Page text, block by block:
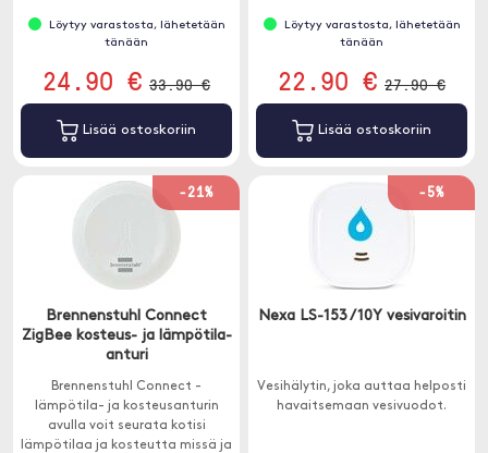
Löytyy varastosta, lähetetään
tänään
24.90 € 33.90 €
Lisää ostoskoriin
Löytyy varastosta, lähetetään
tänään
22.90 € 27.90 €
Lisää ostoskoriin
-21%
Brennenstuhl Connect
ZigBee kosteus- ja lämpötila-
anturi
Brennenstuhl Connect -
lämpötila- ja kosteusanturin
avulla voit seurata kotisi
lämpötilaa ja kosteutta missä ja
-5%
Nexa LS-153 / 10Y vesivaroitin
Vesihälytin, joka auttaa helposti
havaitsemaan vesivuodot.